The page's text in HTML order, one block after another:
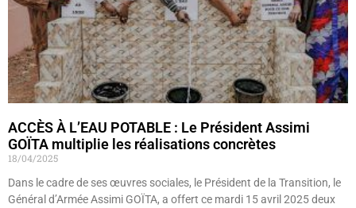
ACCÈS À L’EAU POTABLE : Le Président Assimi
GOÏTA multiplie les réalisations concrètes
18/04/2025
Dans le cadre de ses œuvres sociales, le Président de la Transition, le
Général d’Armée Assimi GOÏTA, a offert ce mardi 15 avril 2025 deux